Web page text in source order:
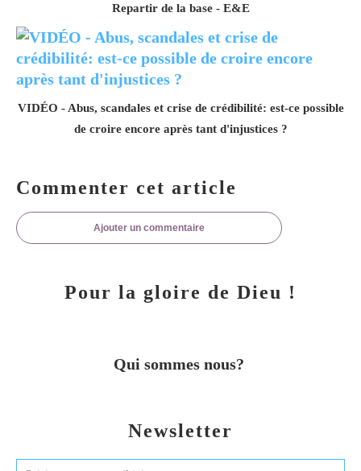
Repartir de la base - E&E
VIDÉO - Abus, scandales et crise de crédibilité: est-ce possible
de croire encore après tant d'injustices ?
Commenter cet article
Ajouter un commentaire
Newsletter
Pour la gloire de Dieu !
Qui sommes nous?